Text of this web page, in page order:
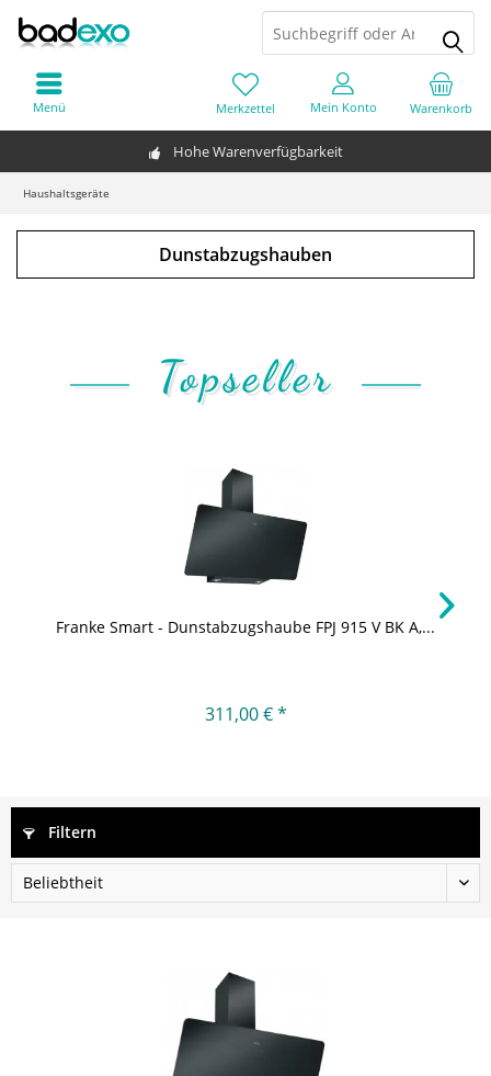
Hohe Warenverfügbarkeit
Warenkorb
Merkzettel Mein Konto
Menü
Haushaltsgeräte
Dunstabzugshauben
Topseller
Franke Smart - Dunstabzugshaube FPJ 915 V BK A,...
311,00 € *
Filtern